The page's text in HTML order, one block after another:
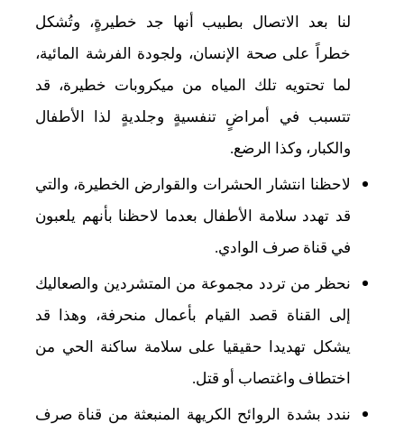
لنا بعد الاتصال بطبيب أنها جد خطيرةٍ، وتُشكل
خطراً على صحة الإنسان، ولجودة الفرشة المائية،
لما تحتويه تلك المياه من ميكروبات خطيرة، قد
تتسبب في أمراضٍ تنفسيةٍ وجلديةٍ لذا الأطفال
والكبار، وكذا الرضع.
لاحظنا انتشار الحشرات والقوارض الخطيرة، والتي
قد تهدد سلامة الأطفال بعدما لاحظنا بأنهم يلعبون
في قناة صرف الوادي.
نحظر من تردد مجموعة من المتشردين والصعاليك
إلى القناة قصد القيام بأعمال منحرفة، وهذا قد
يشكل تهديدا حقيقيا على سلامة ساكنة الحي من
اختطاف واغتصاب أو قتل.
نندد بشدة الروائح الكريهة المنبعثة من قناة صرف